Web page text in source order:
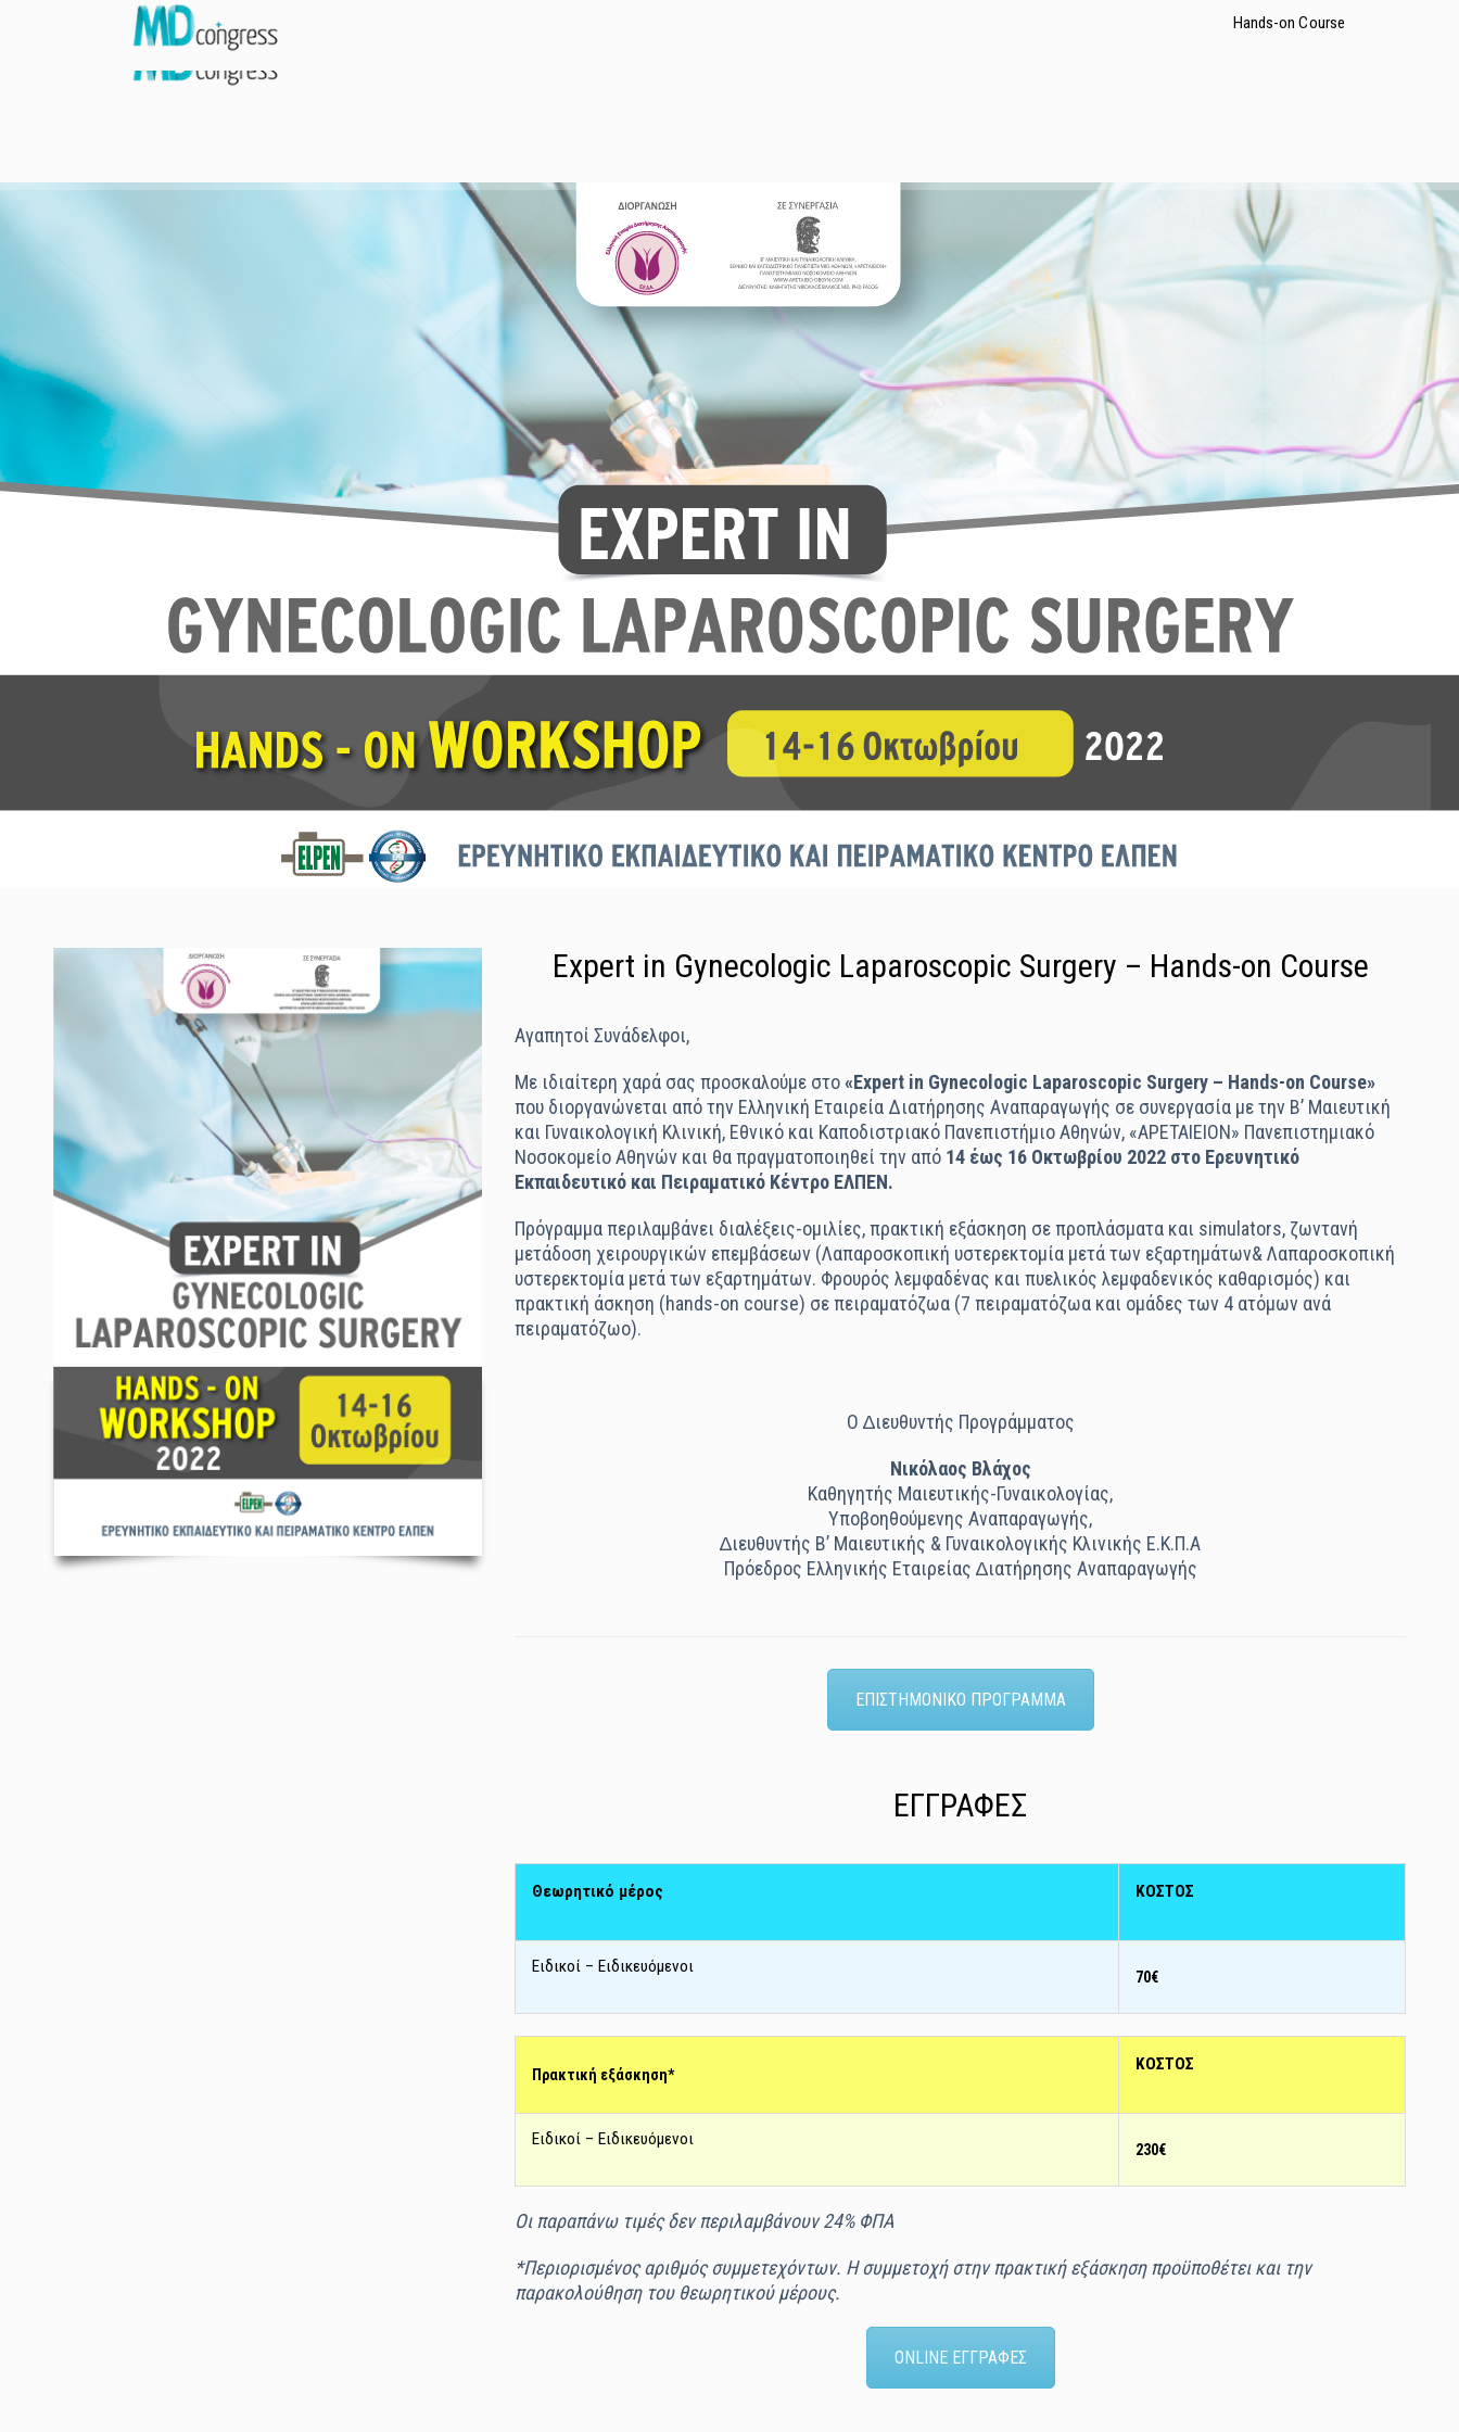
e-mail: md@mdcongress.gr
Expert in Gynecologic Laparoscopic Surgery – Hands-on Course
Αγαπητοί Συνάδελφοι,
Με ιδιαίτερη χαρά σας προσκαλούμε στο«Expert in Gynecologic Laparoscopic Surgery – Hands-on Course»
που διοργανώνεται από την Ελληνική Εταιρεία Διατήρησης Αναπαραγωγής σε συνεργασία με την Β’ Μαιευτική
και Γυναικολογική Κλινική, Εθνικό και Καποδιστριακό Πανεπιστήμιο Αθηνών, «ΑΡΕΤΑΙΕΙΟΝ» Πανεπιστημιακό
Νοσοκομείο Αθηνών και θα πραγματοποιηθεί την από 14 έως 16 Οκτωβρίου 2022 στο Ερευνητικό
Εκπαιδευτικό και Πειραματικό Κέντρο ΕΛΠΕΝ.
Πρόγραμμα περιλαμβάνει διαλέξεις-ομιλίες, πρακτική εξάσκηση σε προπλάσματα και simulators, ζωντανή
μετάδοση χειρουργικών επεμβάσεων (Λαπαροσκοπική υστερεκτομία μετά των εξαρτημάτων& Λαπαροσκοπική
υστερεκτομία μετά των εξαρτημάτων. Φρουρός λεμφαδένας και πυελικός λεμφαδενικός καθαρισμός) και
πρακτική άσκηση (hands-on course) σε πειραματόζωα (7 πειραματόζωα και ομάδες των 4 ατόμων ανά
πειραματόζωο).
Ο ∆ιευθυντής Προγράµµατος
Νικόλαος Βλάχος
Καθηγητής Μαιευτικής-Γυναικολογίας,
Υποβοηθούµενης Αναπαραγωγής,
∆ιευθυντής Β’ Μαιευτικής & Γυναικολογικής Κλινικής Ε.Κ.Π.Α
Πρόεδρος Ελληνικής Εταιρείας ∆ιατήρησης Αναπαραγωγής
ΕΠΙΣΤΗΜΟΝΙΚΟ ΠΡΟΓΡΑΜΜΑ
ΕΓΓΡΑΦΕΣ
Θεωρητικό μέρος ΚΟΣΤΟΣ
Ειδικοί – Ειδικευόμενοι
70€
Πρακτική εξάσκηση*
ΚΟΣΤΟΣ
Ειδικοί – Ειδικευόμενοι
230€
Οι παραπάνω τιµές δεν περιλαµβάνουν 24% ΦΠΑ
*Περιορισµένος αριθµός συµµετεχόντων. H συµµετοχή στην πρακτική εξάσκηση προϋποθέτει και την
παρακολούθηση του θεωρητικού µέρους.
ONLINE ΕΓΓΡΑΦΕΣ
Hands-on Course